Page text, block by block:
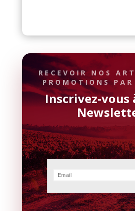
RECEVOIR NOS
PROMOTIONS
Inscrivez-vous